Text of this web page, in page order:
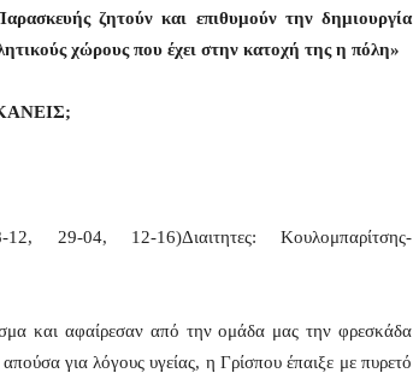
ζητούν και επιθυμούν την δημιουργία
χώρους που έχει στην κατοχή της η πόλη»
29-04, 12-16)Διαιτητες: Κουλομπαρίτσης-
και αφαίρεσαν από την ομάδα μας την φρεσκάδα
για λόγους υγείας, η Γρίσπου έπαιξε με πυρετό